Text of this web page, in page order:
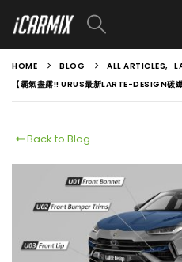
HOME BLOG ALL ARTICLES,
【霸氣盡露!! URUS最新LARTE-DESIGN碳纖
Back to Blog